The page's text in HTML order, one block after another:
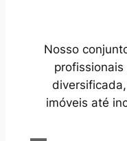
Nosso
imóveis até